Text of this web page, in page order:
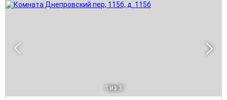
1 из 3